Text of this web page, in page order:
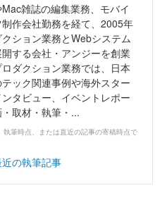
雑誌の編集業務、モバイ
作会社勤務を経て、2005年
ション業務とWebシステム
する会社・アンジーを創業
ダクション業務では、日本
ック関連事例や海外スター
ンタビュー、イベントレポー
・取材・執筆・...
執筆時点、または直近の記事の寄稿時点で
の執筆記事